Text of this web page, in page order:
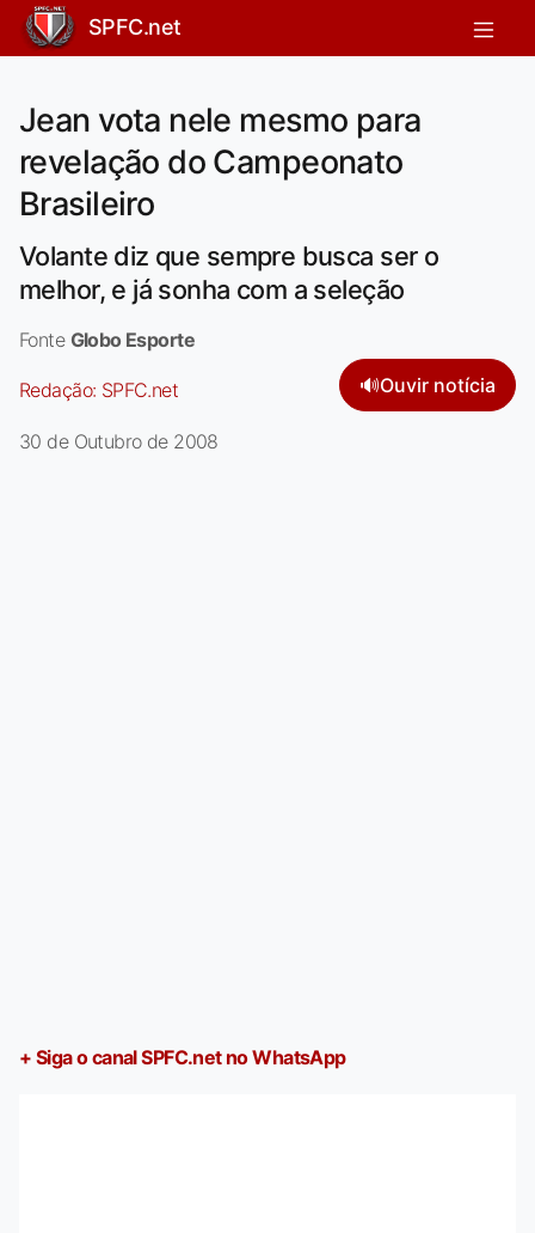
SPFC.net
Jean vota nele mesmo para
revelação do Campeonato
Brasileiro
Volante diz que sempre busca ser o
melhor, e já sonha com a seleção
Fonte Globo Esporte
Redação: SPFC.net 🔊Ouvir notícia
30 de Outubro de 2008
+ Siga o canal SPFC.net no WhatsApp